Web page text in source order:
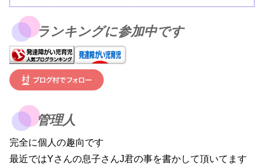
ランキングに参加中です
管理人
完全に個人の趣向です
最近ではYさんの息子さんJ君の事を書かして頂いてます